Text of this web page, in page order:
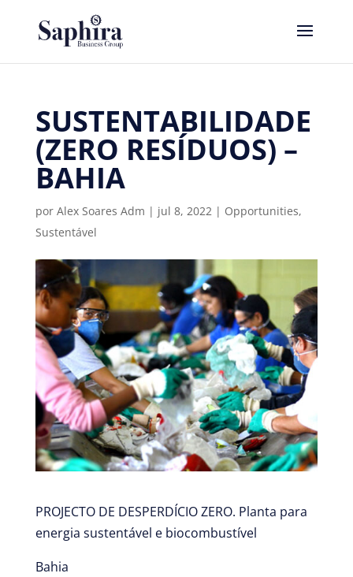
SUSTENTABILIDADE
(ZERO RESÍDUOS) –
BAHIA
por Alex Soares Adm | jul 8, 2022| Opportunities,
Sustentável
PROJECTO DE DESPERDÍCIO ZERO. Planta para
energia sustentável e biocombustível
Bahia